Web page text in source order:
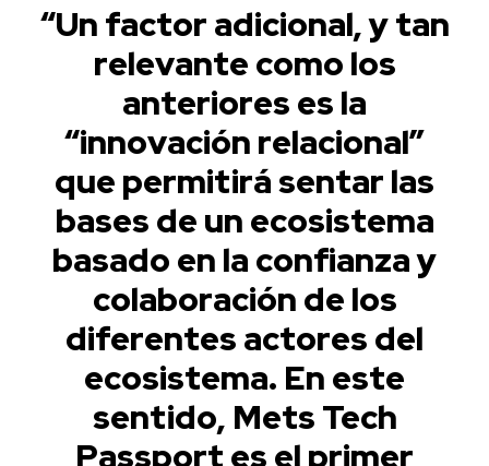
“Un factor adicional, y tan
relevante como los
anteriores es la
“innovación relacional”
que permitirá sentar las
bases de un ecosistema
basado en la confianza y
colaboración de los
diferentes actores del
ecosistema. En este
sentido, Mets Tech
Passport es el primer